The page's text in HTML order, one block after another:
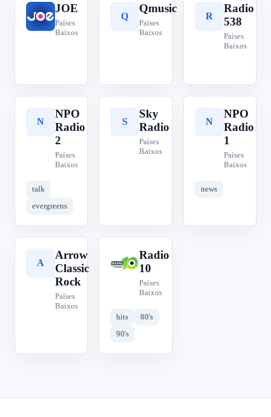
J
JOE
Países
Baixos
Q
Qmusic
Países
Baixos
R
Radio
538
Países
Baixos
N
NPO
Radio
2
Países
Baixos
talk
evergreens
S
Sky
Radio
Países
Baixos
N
NPO
Radio
1
Países
Baixos
news
A
Arrow
Classic
Rock
Países
Baixos
R
Radio
10
Países
Baixos
hits
80's
90's